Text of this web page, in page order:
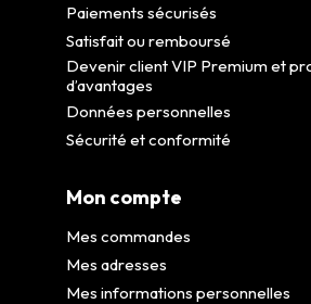
Paiements sécurisés
Satisfait ou remboursé
Devenir client VIP Premium et
d’avantages
Données personnelles
Sécurité et conformité
Mon compte
Mes commandes
Mes adresses
Mes informations personnelles